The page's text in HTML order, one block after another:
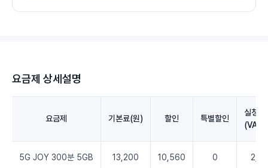
요금제 상세설명
요금제 기본료(원) 할인 특별할인
실청구
(VAT
5G JOY 300분 5GB 13,200 10,560 0